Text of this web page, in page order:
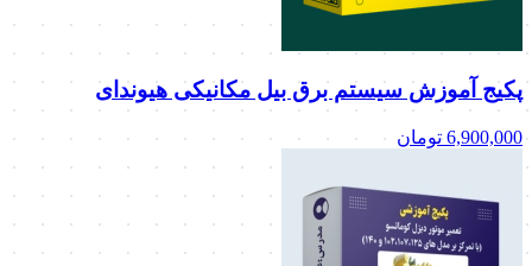
پکیج آموزش سیستم برق بیل مکانیکی هیوندای
6,900,000 تومان